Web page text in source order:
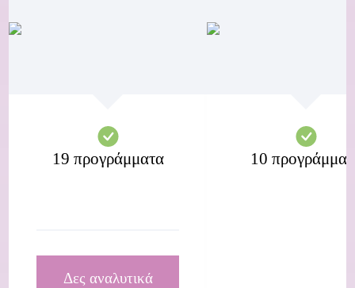
19 προγράμματα
Δες αναλυτικά
10